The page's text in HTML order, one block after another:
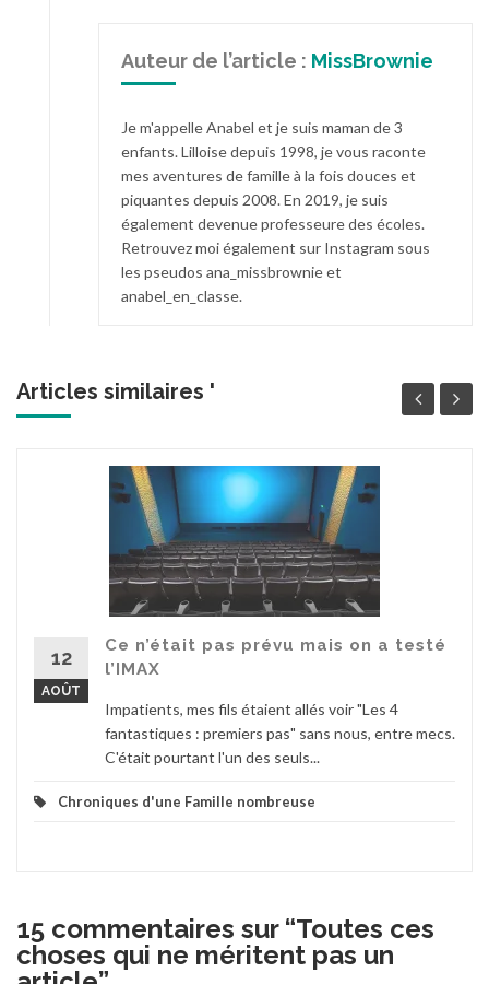
Auteur de l’article : MissBrownie
Je m'appelle Anabel et je suis maman de 3
enfants. Lilloise depuis 1998, je vous raconte
mes aventures de famille à la fois douces et
piquantes depuis 2008. En 2019, je suis
également devenue professeure des écoles.
Retrouvez moi également sur Instagram sous
les pseudos ana_missbrownie et
anabel_en_classe.
Articles similaires '
12
AOÛT
Ce n’était pas prévu mais on a testé
l’IMAX
Impatients, mes fils étaient allés voir "Les 4
fantastiques : premiers pas" sans nous, entre mecs.
C'était pourtant l'un des seuls...
Chroniques d'une Famille nombreuse
15 commentaires sur “Toutes ces
choses qui ne méritent pas un